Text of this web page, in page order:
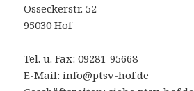
Osseckerstr. 52
95030 Hof
Tel. u. Fax: 09281-95668
E-Mail: info@ptsv-hof.de